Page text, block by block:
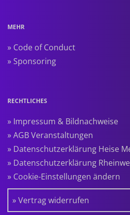
MEHR
» Code of Conduct
» Sponsoring
RECHTLICHES
» Impressum & Bildnachweise
» AGB Veranstaltungen
» Datenschutzerklärung Heise
» Datenschutzerklärung
» Cookie-Einstellungen ändern
» Vertrag widerrufen